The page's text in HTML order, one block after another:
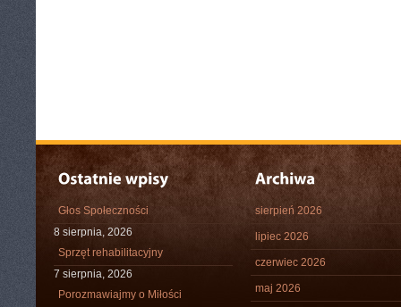
Głos Społeczności
8 sierpnia, 2026
Sprzęt rehabilitacyjny
7 sierpnia, 2026
Porozmawiajmy o Miłości
sierpień 2026
lipiec 2026
czerwiec 2026
maj 2026